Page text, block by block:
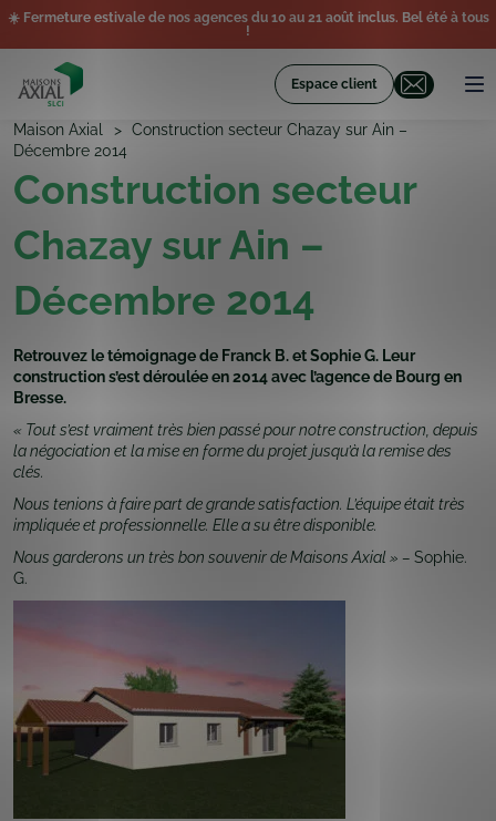
☀️ Fermeture estivale de nos agences du 10 au 21 août inclus. Bel été à tous
!
Espace client
Maison Axial
Construction secteur Chazay sur Ain –
Décembre 2014
Construction secteur
Chazay sur Ain –
Décembre 2014
Retrouvez le témoignage de Franck B. et Sophie G. Leur
construction s’est déroulée en 2014 avec l’agence de Bourg en
Bresse.
« Tout s’est vraiment très bien passé pour notre construction, depuis
la négociation et la mise en forme du projet jusqu’à la remise des
clés.
Nous tenions à faire part de grande satisfaction. L’équipe était très
impliquée et professionnelle. Elle a su être disponible.
Nous garderons un très bon souvenir de Maisons Axial » – Sophie.
G.